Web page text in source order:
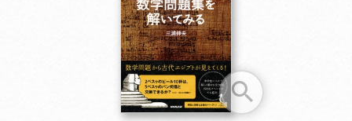
お支払いに進む
他にも商品を買う